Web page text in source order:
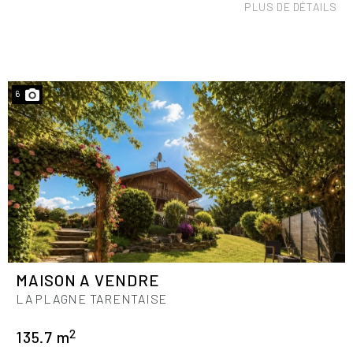
PLUS DE DÉTAILS
6
MAISON A VENDRE
LA PLAGNE TARENTAISE
135.7 m2